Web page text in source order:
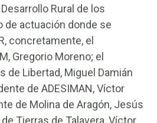
Rural de los
de actuación donde se
concretamente, el
Gregorio Moreno; el
de Libertad, Miguel Damián
de ADESIMAN, Víctor
de Molina de Aragón, Jesús